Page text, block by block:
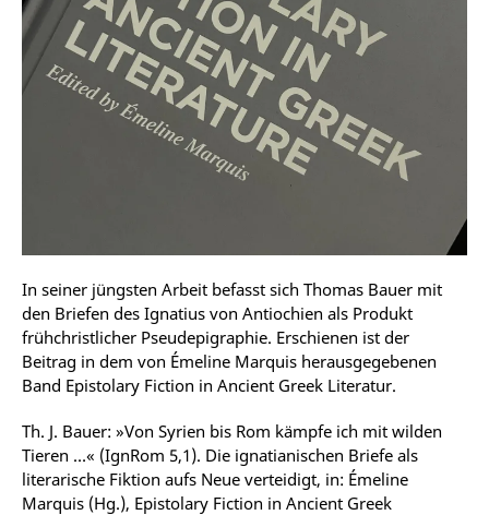
In seiner jüngsten Arbeit befasst sich Thomas Bauer mit
den Briefen des Ignatius von Antiochien als Produkt
frühchristlicher Pseudepigraphie. Erschienen ist der
Beitrag in dem von Émeline Marquis herausgegebenen
Band Epistolary Fiction in Ancient Greek Literatur.
Th. J. Bauer: »Von Syrien bis Rom kämpfe ich mit wilden
Tieren …« (IgnRom 5,1). Die ignatianischen Briefe als
literarische Fiktion aufs Neue verteidigt, in: Émeline
Marquis (Hg.), Epistolary Fiction in Ancient Greek